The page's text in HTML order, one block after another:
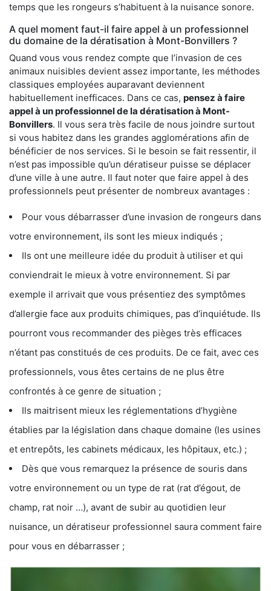
temps que les rongeurs s’habituent à la nuisance sonore.
A quel moment faut-il faire appel à un professionnel
du domaine de la dératisation à Mont-Bonvillers ?
Quand vous vous rendez compte que l’invasion de ces
animaux nuisibles devient assez importante, les méthodes
classiques employées auparavant deviennent
habituellement inefficaces. Dans ce cas, pensez à faire
appel à un professionnel de la dératisation à Mont-
Bonvillers. Il vous sera très facile de nous joindre surtout
si vous habitez dans les grandes agglomérations afin de
bénéficier de nos services. Si le besoin se fait ressentir, il
n’est pas impossible qu’un dératiseur puisse se déplacer
d’une ville à une autre. Il faut noter que faire appel à des
professionnels peut présenter de nombreux avantages :
Pour vous débarrasser d’une invasion de rongeurs dans
votre environnement, ils sont les mieux indiqués ;
Ils ont une meilleure idée du produit à utiliser et qui
conviendrait le mieux à votre environnement. Si par
exemple il arrivait que vous présentiez des symptômes
d’allergie face aux produits chimiques, pas d’inquiétude. Ils
pourront vous recommander des pièges très efficaces
n’étant pas constitués de ces produits. De ce fait, avec ces
professionnels, vous êtes certains de ne plus être
confrontés à ce genre de situation ;
Ils maitrisent mieux les réglementations d’hygiène
établies par la législation dans chaque domaine (les usines
et entrepôts, les cabinets médicaux, les hôpitaux, etc.) ;
Dès que vous remarquez la présence de souris dans
votre environnement ou un type de rat (rat d’égout, de
champ, rat noir …), avant de subir au quotidien leur
nuisance, un dératiseur professionnel saura comment faire
pour vous en débarrasser ;